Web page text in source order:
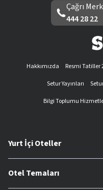
Çağrı
444 28 22
Hakkımızda Resmi Tatiller
Setur Yayınları
Bilgi Toplumu
Yurt İçi Oteller
Otel Temaları